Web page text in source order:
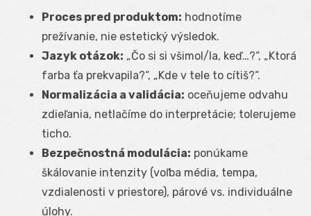
Proces pred produktom: hodnotíme
prežívanie, nie estetický výsledok.
Jazyk otázok: „Čo si si všimol/la, keď…?“, „Ktorá
farba ťa prekvapila?“, „Kde v tele to cítiš?“.
Normalizácia a validácia: oceňujeme odvahu
zdieľania, netlačíme do interpretácie; tolerujeme
ticho.
Bezpečnostná modulácia: ponúkame
škálovanie intenzity (voľba média, tempa,
vzdialenosti v priestore), párové vs. individuálne
úlohy.